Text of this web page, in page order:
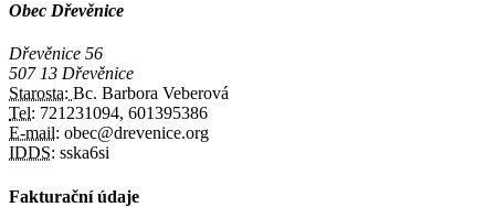
Obec Dřevěnice
Dřevěnice 56
507 13 Dřevěnice
Starosta: Bc. Barbora Veberová
Tel: 721231094, 601395386
E-mail: obec@drevenice.org
IDDS: sska6si
Fakturační údaje